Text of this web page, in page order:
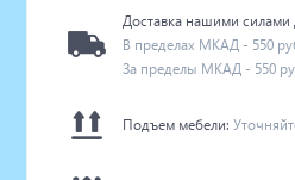
Доставка нашими силами
В пределах МКАД - 550
За пределы МКАД - 550
Подъем мебели: